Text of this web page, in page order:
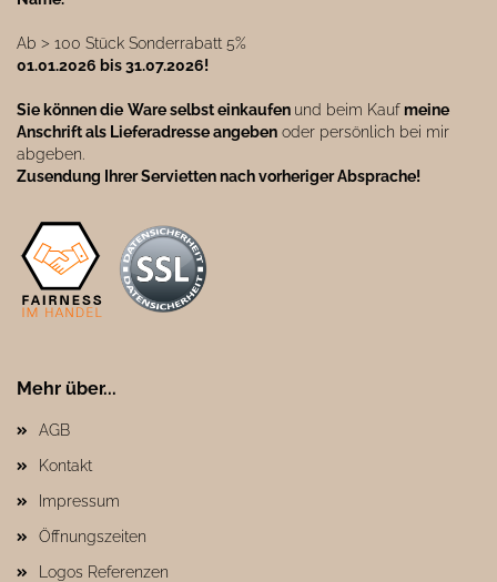
Ab ˃ 100 Stück Sonderrabatt 5%
01.01.2026 bis 31.07.2026!
Sie können die Ware selbst einkaufen und beim Kaufmeine
Anschrift als Lieferadresse angeben oder persönlich bei mir
abgeben.
Zusendung Ihrer Servietten nach vorheriger Absprache!
Mehr über...
AGB
Kontakt
Impressum
Öffnungszeiten
Logos Referenzen